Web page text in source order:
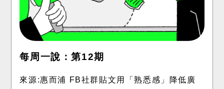
每周一說：第12期
來源:惠而浦 FB社群貼文用「熟悉感」降低廣